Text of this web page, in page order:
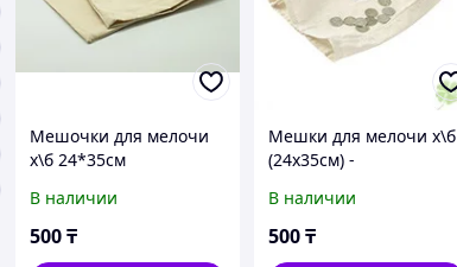
Мешочки для мелочи
х\б 24*35см
В наличии
500₸
Мешки для мелочи х\б
(24х35см) -
100 штук
В наличии
500₸